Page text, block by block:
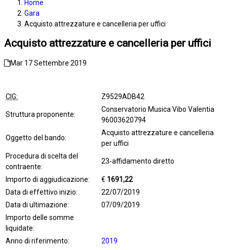
Home
Gara
Acquisto attrezzature e cancelleria per uffici
Acquisto attrezzature e cancelleria per uffici
Mar 17 Settembre 2019
CIG: Z9529ADB42
Struttura proponente:
Conservatorio Musica Vibo Valentia
96003620794
Oggetto del bando:
Acquisto attrezzature e cancelleria
per uffici
Procedura di scelta del
contraente:
23-affidamento diretto
Importo di aggiudicazione: € 1691,22
Data di effettivo inizio:
22/07/2019
Data di ultimazione:
07/09/2019
Importo delle somme
liquidate:
Anno di riferimento:
2019